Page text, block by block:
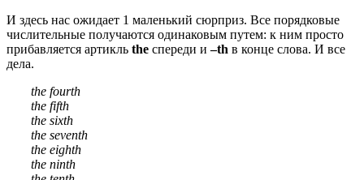
И здесь нас ожидает 1 маленький сюрприз. Все порядковые
числительные получаются одинаковым путем: к ним просто
прибавляется артикль the спереди и–th в конце слова. И все
дела.
the fourth
the fifth
the sixth
the seventh
the eighth
the ninth